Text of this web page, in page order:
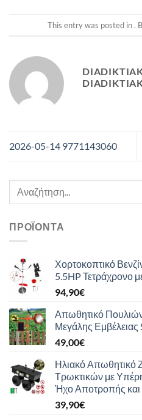
This entry was posted in .
2026-05-14 9771143060
Αναζήτηση
ΠΡΟΪΌΝΤΑ
Χορτοκοπτικό
5.5HP Τετράχρονο
94,90€
Απωθητικό
Μεγάλης Εμβέλειας
49,00€
Ηλιακό Απωθητικό
Τρωκτικών με
Ήχο Αποτροπής και
39,90€